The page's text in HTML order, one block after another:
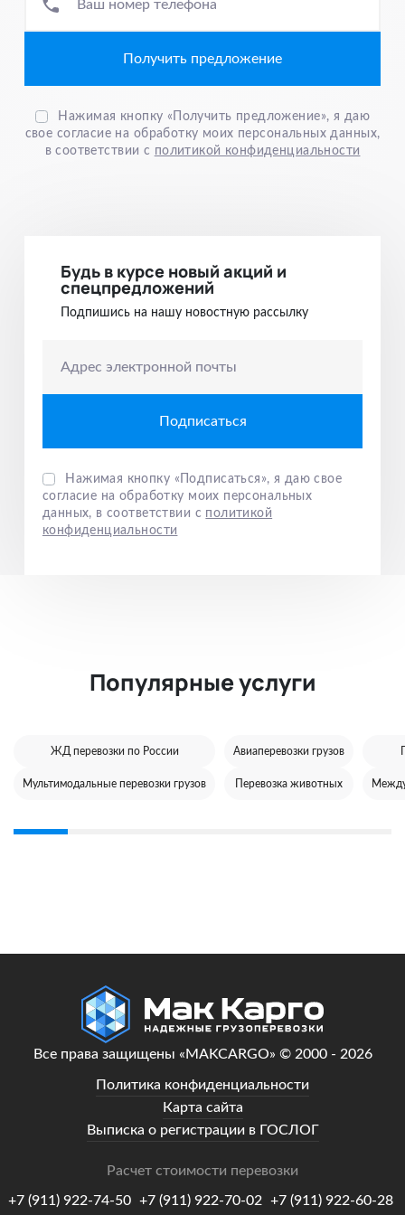
Ваш номер телефона
Нажимая кнопку «Получить предложение», я даю
свое согласие на обработку моих персональных данных,
в соответствии с политикой конфиденциальности
Будь в курсе новый акций и
спецпредложений
Подпишись на нашу новостную рассылку
Адрес электронной почты
Нажимая кнопку «Подписаться», я даю свое
согласие на обработку моих персональных
данных, в соответствии с политикой
конфиденциальности
Популярные услуги
ЖД перевозки по России
Мультимодальные перевозки грузов
Авиаперевозки грузов
Перевозка животных
Все права защищены «MAKCARGO» © 2000 - 2026
Политика конфиденциальности
Карта сайта
Выписка о регистрации в ГОСЛОГ
Расчет стоимости перевозки
+7 (911) 922-74-50 +7 (911) 922-70-02 +7 (911) 922-60-28